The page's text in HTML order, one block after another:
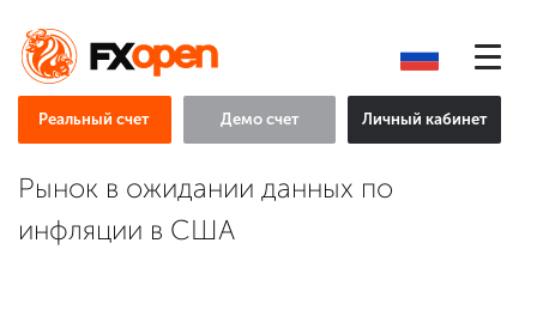
Реальный счет Демо счет Личный кабинет
Рынок в ожидании данных по
инфляции в США